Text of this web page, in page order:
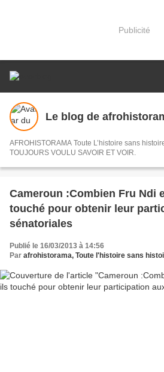
Publicité
Le blog de
AFROHISTORAMA Toute L’histoire sans
TOUJOURS VOULU SAVOIR ET VOIR.
Cameroun :Combien Fru Ndi
touché pour obtenir leur
sénatoriales
Publié le 16/03/2013 à 14:56
Par afrohistorama, Toute l'histoire sans